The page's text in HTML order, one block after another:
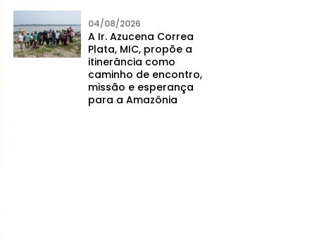
04/08/2026
A Ir. Azucena Correa
Plata, MIC, propõe a
itinerância como
caminho de encontro,
missão e esperança
para a Amazônia